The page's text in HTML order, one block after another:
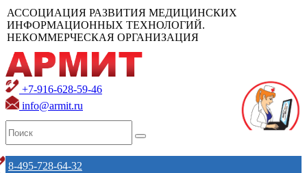
АССОЦИАЦИЯ РАЗВИТИЯ МЕДИЦИНСКИХ
ИНФОРМАЦИОННЫХ ТЕХНОЛОГИЙ.
НЕКОММЕРЧЕСКАЯ ОРГАНИЗАЦИЯ
+7-916-628-59-46
info@armit.ru
8-495-728-64-32